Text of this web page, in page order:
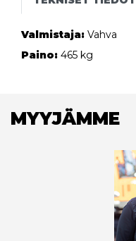
Valmistaja: Vahva
Paino: 465 kg
MYYJÄMME